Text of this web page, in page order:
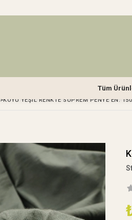
Tüm
>KOYU YEŞIL RENKTE SÜPREM PENYE EN: 150